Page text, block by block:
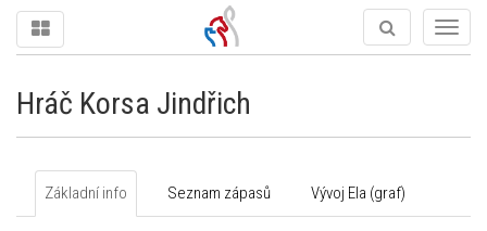
Hráč Korsa Jindřich
Základní info Seznam zápasů Vývoj Ela (graf)